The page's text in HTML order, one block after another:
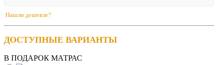
Нашли дешевле?
ДОСТУПНЫЕ ВАРИАНТЫ
В ПОДАРОК МАТРАС